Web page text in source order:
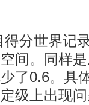
分世界记
间。同样
了0.6。具
级上出现